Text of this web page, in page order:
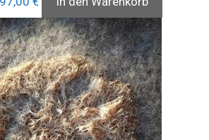
Preis
€
ist:
97,00 €.